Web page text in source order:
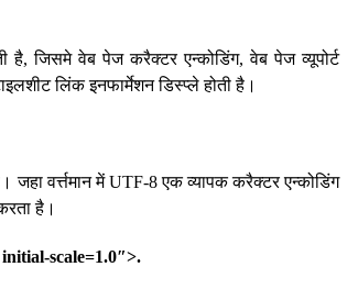
है, जिसमे वेब पेज करैक्टर एन्कोडिंग, वेब पेज व्यूपोर्ट
लिंक इनफार्मेशन डिस्प्ले होती है।
वर्त्तमान में UTF-8 एक व्यापक करैक्टर एन्कोडिंग
है।
scale=1.0″>.